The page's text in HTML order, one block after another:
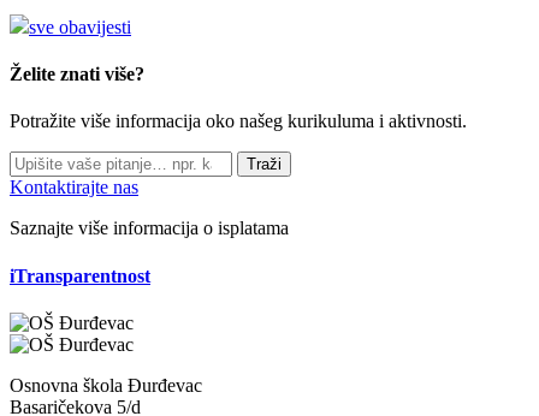
sve obavijesti
Želite znati više?
Potražite više informacija oko našeg kurikuluma i aktivnosti.
Traži
Kontaktirajte nas
Saznajte više informacija o isplatama
iTransparentnost
Osnovna škola Đurđevac
Basaričekova 5/d